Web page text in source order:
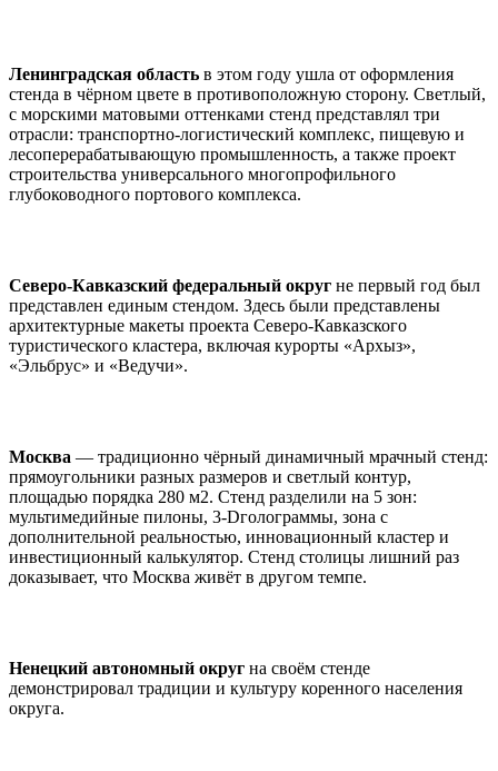
Ленинградская область в этом году ушла от оформления
стенда в чёрном цвете в противоположную сторону. Светлый,
с морскими матовыми оттенками стенд представлял три
отрасли: транспортно-логистический комплекс, пищевую и
лесоперерабатывающую промышленность, а также проект
строительства универсального многопрофильного
глубоководного портового комплекса.
Северо-Кавказский федеральный округ не первый год был
представлен единым стендом. Здесь были представлены
архитектурные макеты проекта Северо-Кавказского
туристического кластера, включая курорты «Архыз»,
«Эльбрус» и «Ведучи».
Москва — традиционно чёрный динамичный мрачный стенд:
прямоугольники разных размеров и светлый контур,
площадью порядка 280 м2. Стенд разделили на 5 зон:
мультимедийные пилоны, 3-Dголограммы, зона с
дополнительной реальностью, инновационный кластер и
инвестиционный калькулятор. Стенд столицы лишний раз
доказывает, что Москва живёт в другом темпе.
Ненецкий автономный округ на своём стенде
демонстрировал традиции и культуру коренного населения
округа.